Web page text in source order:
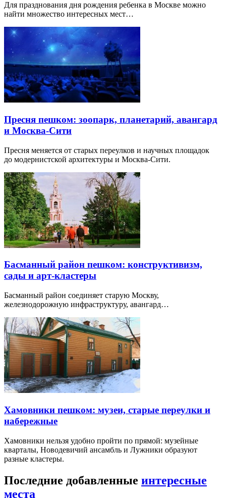
Для празднования дня рождения ребенка в Москве можно
найти множество интересных мест…
Пресня пешком: зоопарк, планетарий, авангард
и Москва-Сити
Пресня меняется от старых переулков и научных площадок
до модернистской архитектуры и Москва-Сити.
Басманный район пешком: конструктивизм,
сады и арт-кластеры
Басманный район соединяет старую Москву,
железнодорожную инфраструктуру, авангард…
Хамовники пешком: музеи, старые переулки и
набережные
Хамовники нельзя удобно пройти по прямой: музейные
кварталы, Новодевичий ансамбль и Лужники образуют
разные кластеры.
Последние добавленные интересные
места